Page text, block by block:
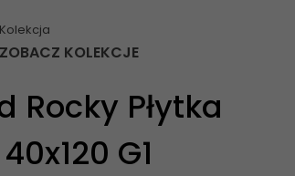
Kolekcja
ZOBACZ KOLEKCJE
Rocky Płytka
G1